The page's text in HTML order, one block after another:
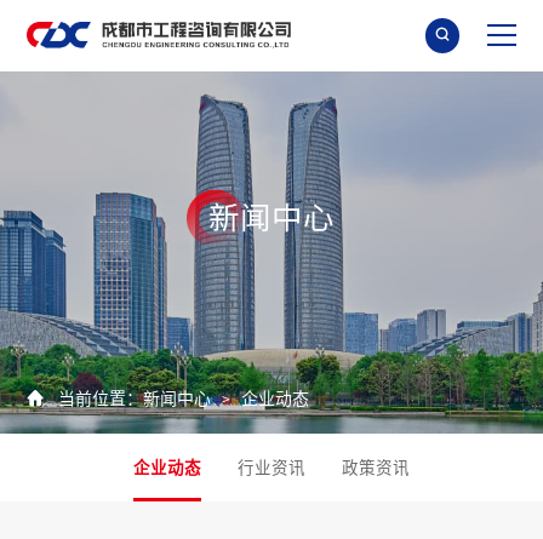

新闻 中心
 当前位置：新闻中心 > 企业动态
企业动态 行业资讯 政策资讯